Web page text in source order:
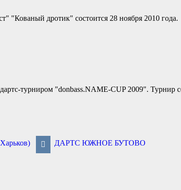
"Кованый дротик" состоится 28 ноября 2010 года.
турниром "donbass.NAME-CUP 2009". Турнир
ДАРТС ЮЖНОЕ БУТОВО